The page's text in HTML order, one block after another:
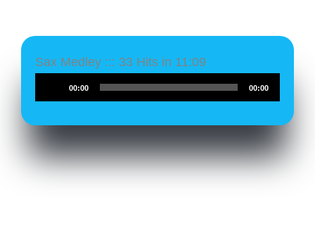
Sax Medley ::: 33 Hits in 11:09
Audio-00:00 00:00